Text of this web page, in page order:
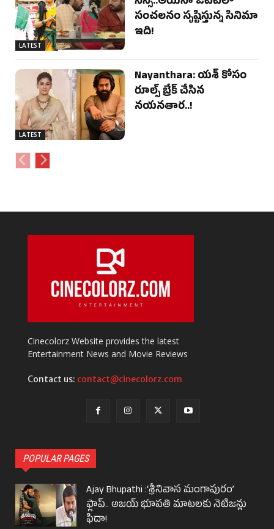
LATEST
సంచలనం సృష్టిస్తున్న సినిమా
ఇది!
LATEST
Nayanthara: యశ్ కోసం
రూల్స్ బ్రేక్ చేసిన
నయనతార..!
Cinecolorz Website provides the latest
Entertainment News and Movie Reviews
Contact us: contact@cinecolorz.com
POPULAR PAGES
Ajay Bhupathi :‘శ్రీనివాస మంగాపురం’
ఫ్లాప్.. అజయ్ భూపతి మాటలకు నెటిజన్లు
ఫిదా!